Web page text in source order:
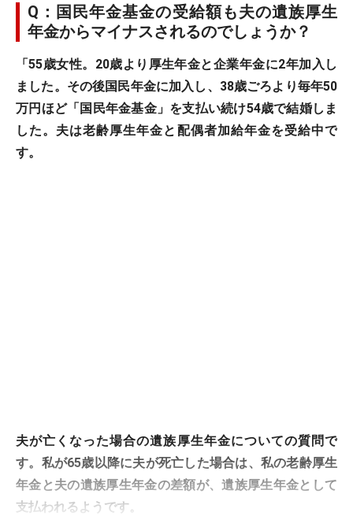
Q：国民年金基金の受給額も夫の遺族厚生
年金からマイナスされるのでしょうか？
「55歳女性。20歳より厚生年金と企業年金に2年加入し
ました。その後国民年金に加入し、38歳ごろより毎年50
万円ほど「国民年金基金」を支払い続け54歳で結婚しま
した。夫は老齢厚生年金と配偶者加給年金を受給中で
す。
夫が亡くなった場合の遺族厚生年金についての質問で
す。私が65歳以降に夫が死亡した場合は、私の老齢厚生
年金と夫の遺族厚生年金の差額が、遺族厚生年金として
支払われるようです。